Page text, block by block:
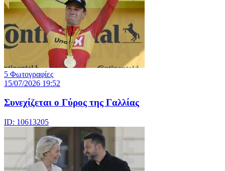
5 Φωτογραφίες
15/07/2026 19:52
Συνεχίζεται ο Γύρος της Γαλλίας
ID: 10613205